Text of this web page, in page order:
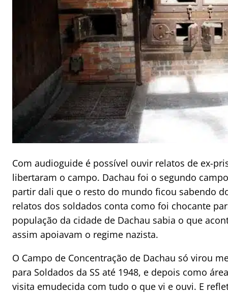
Com audioguide é possível ouvir relatos de ex-
libertaram o campo. Dachau foi o segundo
partir dali que o resto do mundo ficou sabendo
relatos dos soldados conta como foi chocante
população da cidade de Dachau sabia o que
assim apoiavam o regime nazista.
O Campo de Concentração de Dachau só virou
para Soldados da SS até 1948, e depois como
visita emudecida com tudo o que vi e ouvi. E